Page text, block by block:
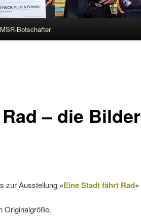
MSR-Botschafter
– die Bilder
zur Ausstellung »Eine Stadt fährt Rad«
Originalgröße.